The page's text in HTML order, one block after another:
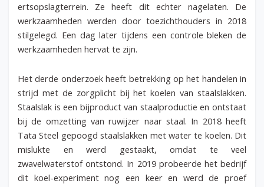
ertsopslagterrein. Ze heeft dit echter nagelaten. De
werkzaamheden werden door toezichthouders in 2018
stilgelegd. Een dag later tijdens een controle bleken de
werkzaamheden hervat te zijn.
Het derde onderzoek heeft betrekking op het handelen in
strijd met de zorgplicht bij het koelen van staalslakken.
Staalslak is een bijproduct van staalproductie en ontstaat
bij de omzetting van ruwijzer naar staal. In 2018 heeft
Tata Steel gepoogd staalslakken met water te koelen. Dit
mislukte en werd gestaakt, omdat te veel
zwavelwaterstof ontstond. In 2019 probeerde het bedrijf
dit koel-experiment nog een keer en werd de proef